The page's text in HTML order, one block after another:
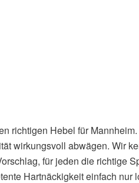
richtigen Hebel für
wirkungsvoll abwägen. Wir
für jeden die richtige
Hartnäckigkeit einfach